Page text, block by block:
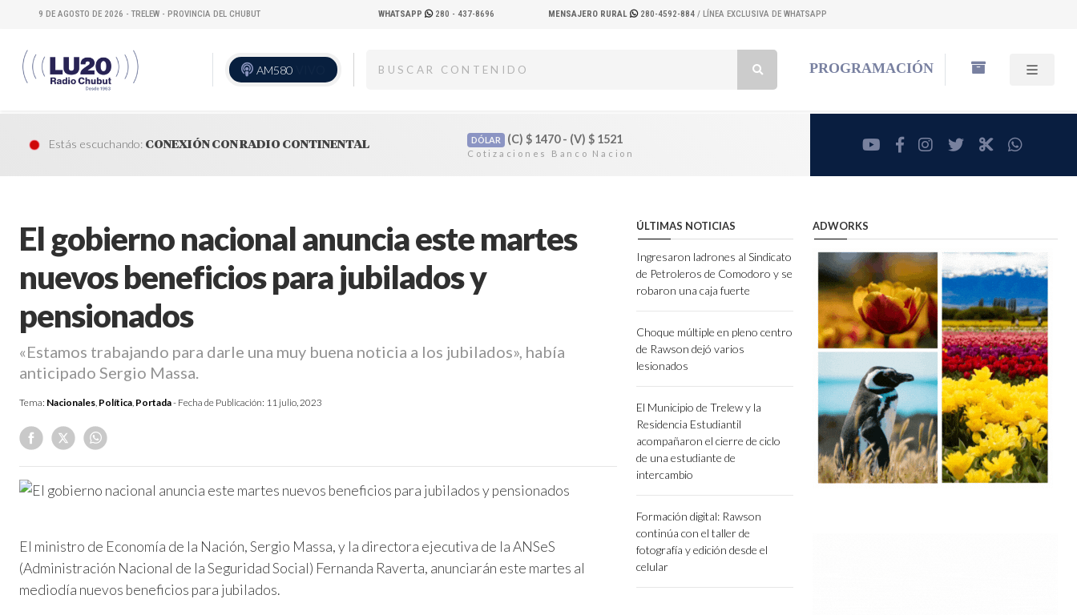
9 DE AGOSTO DE 2026 - TRELEW - PROVINCIA DEL CHUBUT WHATSAPP 280 - 437-8696 MENSAJERO RURAL 280-4592-884 / LÍNEA EXCLUSIVA DE WHATSAPP
AM580 PROGRAMACIÓN
Estás escuchando: CONEXIÓN CON RADIO CONTINENTAL DÓLAR (C) $1470 - (V) $1521 youtubefacebookinstagram
twitterRadioCut
El gobierno nacional anuncia este martes
nuevos beneficios para jubilados y
pensionados
«Estamos trabajando para darle una muy buena noticia a los jubilados», había
anticipado Sergio Massa.
Tema: Nacionales, Política, Portada- Fecha de Publicación: 11 julio, 2023
El ministro de Economía de la Nación, Sergio Massa, y la directora ejecutiva de la ANSeS
(Administración Nacional de la Seguridad Social) Fernanda Raverta, anunciarán este martes al
mediodía nuevos beneficios para jubilados.
ÚLTIMAS NOTICIAS
Ingresaron ladrones al Sindicato
de Petroleros de Comodoro y se
robaron una caja fuerte
Choque múltiple en pleno centro
de Rawson dejó varios
lesionados
El Municipio de Trelew y la
Residencia Estudiantil
acompañaron el cierre de ciclo
de una estudiante de
intercambio
Formación digital: Rawson
continúa con el taller de
fotografía y edición desde el
celular
ADWORKS